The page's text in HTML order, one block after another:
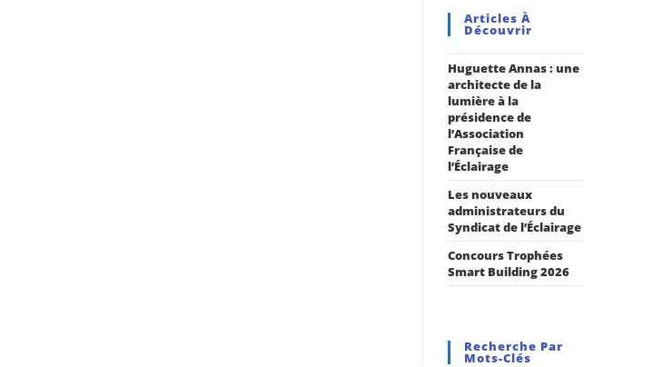
Articles À
Découvrir
Huguette Annas : une
architecte de la
lumière à la
présidence de
l’Association
Française de
l’Éclairage
Les nouveaux
administrateurs du
Syndicat de l’Éclairage
Concours Trophées
Smart Building 2026
Recherche Par
Mots-Clés